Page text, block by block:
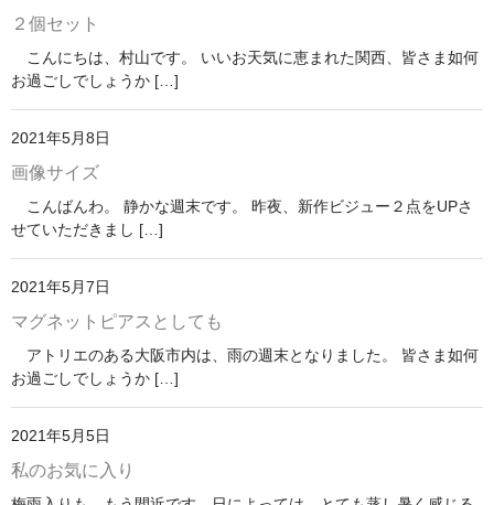
２個セット
こんにちは、村山です。 いいお天気に恵まれた関西、皆さま如何
お過ごしでしょうか […]
2021年5月8日
画像サイズ
こんばんわ。 静かな週末です。 昨夜、新作ビジュー２点をUPさ
せていただきまし […]
2021年5月7日
マグネットピアスとしても
アトリエのある大阪市内は、雨の週末となりました。 皆さま如何
お過ごしでしょうか […]
2021年5月5日
私のお気に入り